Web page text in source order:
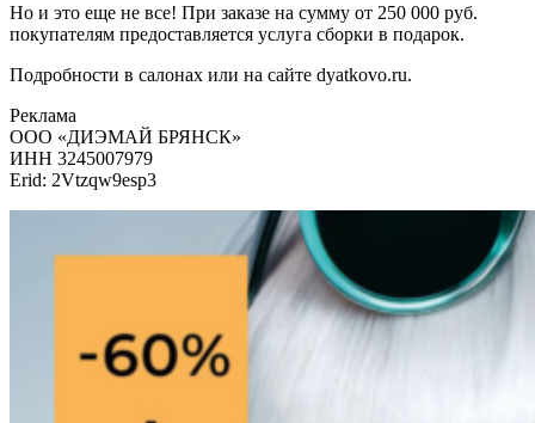
Но и это еще не все! При заказе на сумму от 250 000 руб.
покупателям предоставляется услуга сборки в подарок.
Подробности в салонах или на сайте dyatkovo.ru.
Реклама
ООО «ДИЭМАЙ БРЯНСК»
ИНН 3245007979
Erid: 2Vtzqw9esp3